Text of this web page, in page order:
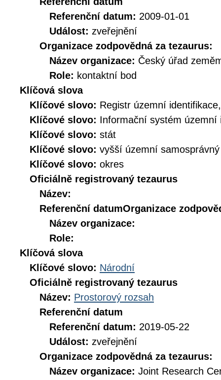
Referenční datum: 2009-01-01
Událost: zveřejnění
Organizace zodpovědná za tezaurus:
Název organizace: Český úřad
Role: kontaktní bod
Klíčová slova
Klíčové slovo: Registr územní
Klíčové slovo: Informační systém územní
Klíčové slovo: stát
Klíčové slovo: vyšší územní
Klíčové slovo: okres
Oficiálně registrovaný tezaurus
Název:
Referenční datumOrganizace
Název organizace:
Role:
Klíčová slova
Klíčové slovo: Národní
Oficiálně registrovaný tezaurus
Název: Prostorový rozsah
Referenční datum
Referenční datum: 2019-05-22
Událost: zveřejnění
Organizace zodpovědná za tezaurus:
Název organizace: Joint Research